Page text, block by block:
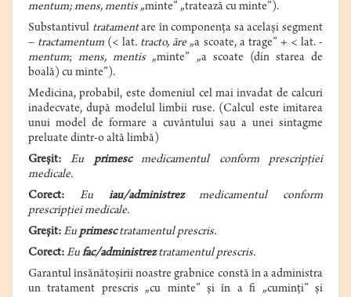
mentum; mens, mentis„minte” „tratează cu minte”).
Substantivul tratamentare în componența sa același segment
– tractamentum (< lat. tracto, āre „a scoate, a trage” + < lat. -
mentum;mens, mentis„minte” „a scoate (din starea de
boală) cu minte”).
Medicina, probabil, este domeniul cel mai invadat de calcuri
inadecvate, după modelul limbii ruse. (Calcul este imitarea
unui model de formare a cuvântului sau a unei sintagme
preluate dintr-o altă limbă)
Greșit:
Eu primescmedicamentul conform prescripției
medicale.
Corect:
Eu iau/administrezmedicamentul conform
prescripției medicale.
Greșit:Euprimesctratamentul prescris.
Corect:Eufac/administreztratamentul prescris.
Garantul însănătoșirii noastre grabnice constă în a administra
un tratament prescris „cu minte” și în a fi „cuminți” și